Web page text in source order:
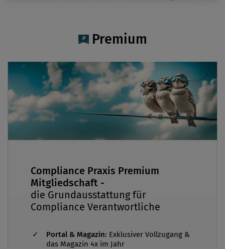
(Sustainable European Abrasive Manufacturer),
Zertifizierungsmarke für nachhaltige Produktion
in der Schleifmittelbranche. Seit 2004 ist Antje
Schwemberger-Swarovski Gesellschafterin bei
Swarovski, Tyrolit sowie Swarovski Optik. Als
Keynote Speakerin war sie ua bereits im
Europäischen Parlament beim Renew-Europe-
Premium
Compliance Praxis Premium
Mitgliedschaft -
die Grundausstattung für
Compliance Verantwortliche
Portal & Magazin: Exklusiver Vollzugang &
das Magazin 4x im Jahr